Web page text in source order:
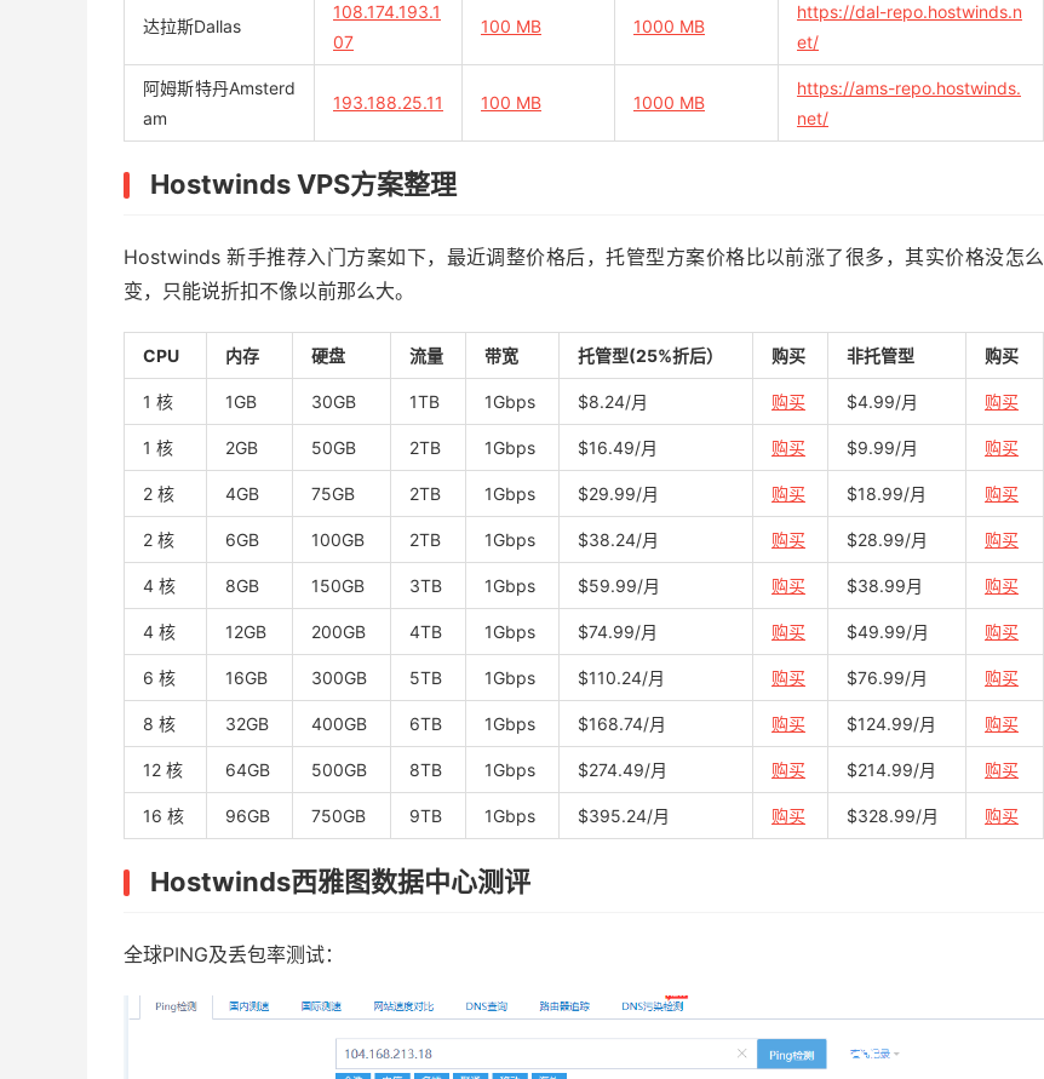
达拉斯Dallas
108.174.193.1
07
100 MB 1000 MB
https://dal-repo.hostwinds.n
et/
阿姆斯特丹Amsterd
am
193.188.25.11 100 MB 1000 MB
https://ams-repo.hostwinds.
net/
Hostwinds VPS方案整理
Hostwinds 新手推荐入门方案如下，最近调整价格后，托管型方案价格比以前涨了很多，其实价格没怎么
变，只能说折扣不像以前那么大。
CPU 内存 硬盘 流量 带宽 托管型(25%折后） 购买 非托管型 购买
1 核 1GB 30GB 1TB 1Gbps $8.24/月 购买 $4.99/月 购买
1 核 2GB 50GB 2TB 1Gbps $16.49/月 购买 $9.99/月 购买
2 核 4GB 75GB 2TB 1Gbps $29.99/月 购买 $18.99/月 购买
2 核 6GB 100GB 2TB 1Gbps $38.24/月 购买 $28.99/月 购买
4 核 8GB 150GB 3TB 1Gbps $59.99/月 购买 $38.99月 购买
4 核 12GB 200GB 4TB 1Gbps $74.99/月 购买 $49.99/月 购买
6 核 16GB 300GB 5TB 1Gbps $110.24/月 购买 $76.99/月 购买
8 核 32GB 400GB 6TB 1Gbps $168.74/月 购买 $124.99/月 购买
12 核 64GB 500GB 8TB 1Gbps $274.49/月 购买 $214.99/月 购买
16 核 96GB 750GB 9TB 1Gbps $395.24/月 购买 $328.99/月 购买
Hostwinds西雅图数据中心测评
全球PING及丢包率测试：